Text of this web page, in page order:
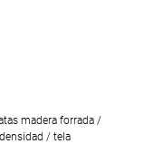
madera forrada /
/ tela